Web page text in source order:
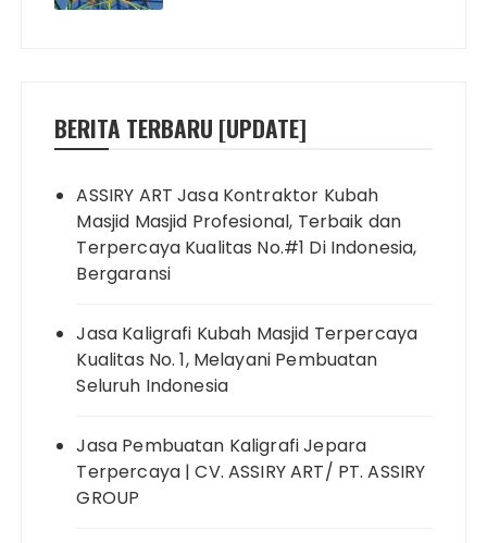
BERITA TERBARU [UPDATE]
ASSIRY ART Jasa Kontraktor Kubah
Masjid Masjid Profesional, Terbaik dan
Terpercaya Kualitas No.#1 Di Indonesia,
Bergaransi
Jasa Kaligrafi Kubah Masjid Terpercaya
Kualitas No. 1, Melayani Pembuatan
Seluruh Indonesia
Jasa Pembuatan Kaligrafi Jepara
Terpercaya | CV. ASSIRY ART/ PT. ASSIRY
GROUP